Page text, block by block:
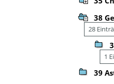
38
28
1
39